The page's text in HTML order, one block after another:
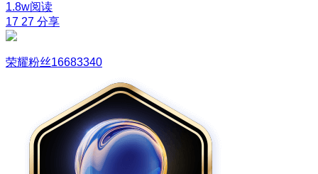
1.8w阅读
17 27 分享
荣耀粉丝16683340